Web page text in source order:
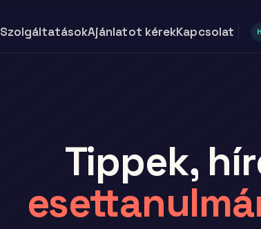
SzolgáltatásokAjánlatot kérekKapcsolat
Tippek,